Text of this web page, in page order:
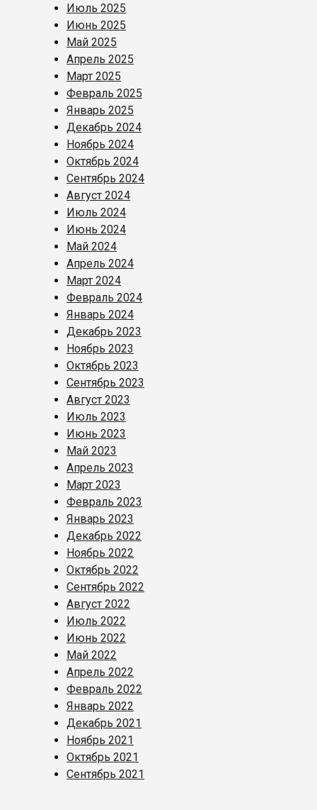
Июль 2025
Июнь 2025
Май 2025
Апрель 2025
Март 2025
Февраль 2025
Январь 2025
Декабрь 2024
Ноябрь 2024
Октябрь 2024
Сентябрь 2024
Август 2024
Июль 2024
Июнь 2024
Май 2024
Апрель 2024
Март 2024
Февраль 2024
Январь 2024
Декабрь 2023
Ноябрь 2023
Октябрь 2023
Сентябрь 2023
Август 2023
Июль 2023
Июнь 2023
Май 2023
Апрель 2023
Март 2023
Февраль 2023
Январь 2023
Декабрь 2022
Ноябрь 2022
Октябрь 2022
Сентябрь 2022
Август 2022
Июль 2022
Июнь 2022
Май 2022
Апрель 2022
Февраль 2022
Январь 2022
Декабрь 2021
Ноябрь 2021
Октябрь 2021
Сентябрь 2021